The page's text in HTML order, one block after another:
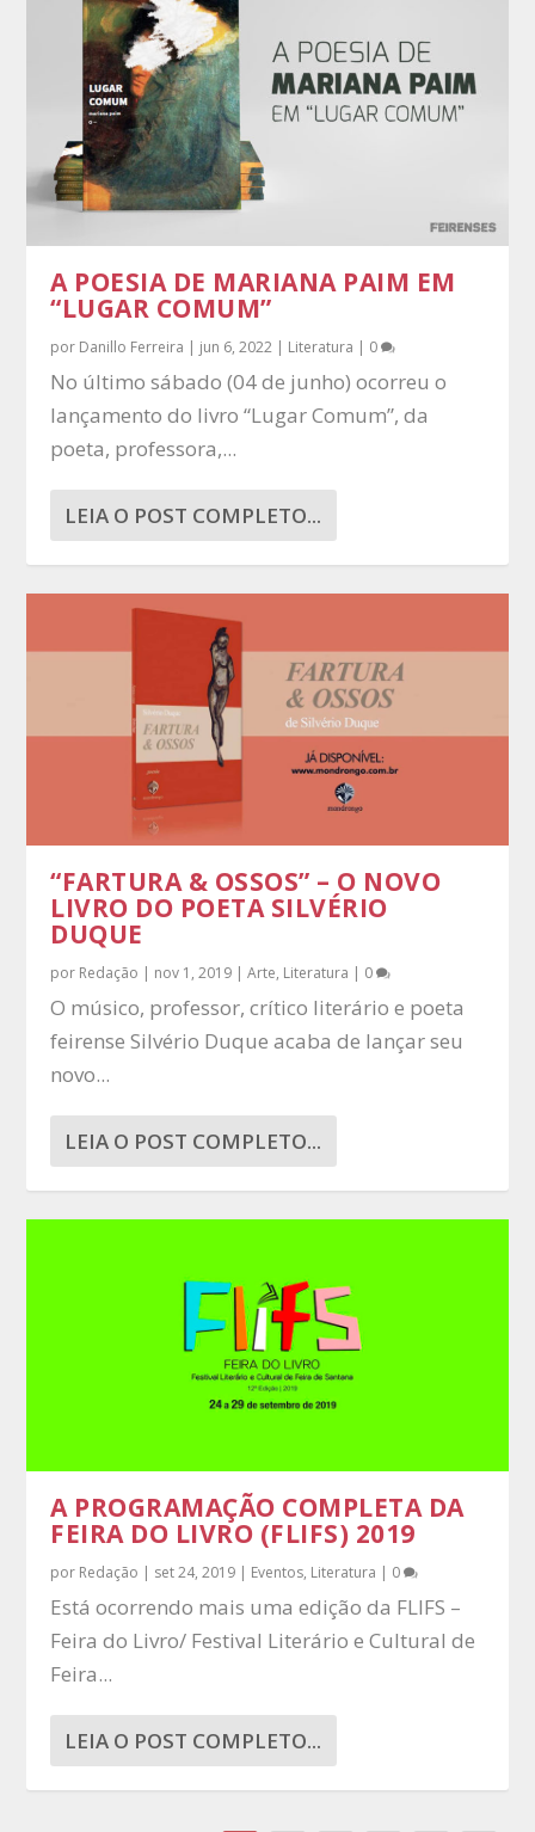
A POESIA DE MARIANA PAIM EM
“LUGAR COMUM”
por Danillo Ferreira | jun 6, 2022 | Literatura | 0
No último sábado (04 de junho) ocorreu o
lançamento do livro “Lugar Comum”, da
poeta, professora,...
LEIA O POST COMPLETO...
“FARTURA & OSSOS” – O NOVO
LIVRO DO POETA SILVÉRIO
DUQUE
por Redação | nov 1, 2019 |Arte, Literatura | 0
O músico, professor, crítico literário e poeta
feirense Silvério Duque acaba de lançar seu
novo...
LEIA O POST COMPLETO...
A PROGRAMAÇÃO COMPLETA DA
FEIRA DO LIVRO (FLIFS) 2019
por Redação | set 24, 2019 | Eventos, Literatura | 0
Está ocorrendo mais uma edição da FLIFS –
Feira do Livro/ Festival Literário e Cultural de
Feira...
LEIA O POST COMPLETO...